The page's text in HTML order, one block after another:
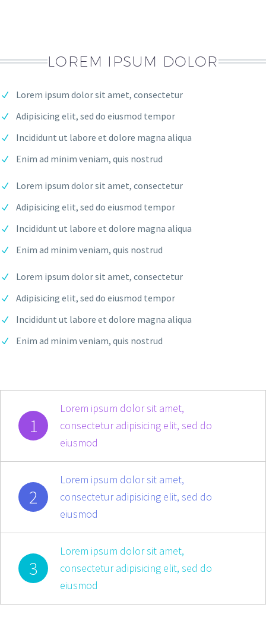
LOREM IPSUM DOLOR
Lorem ipsum dolor sit amet, consectetur
Adipisicing elit, sed do eiusmod tempor
Incididunt ut labore et dolore magna aliqua
Enim ad minim veniam, quis nostrud
Lorem ipsum dolor sit amet, consectetur
Adipisicing elit, sed do eiusmod tempor
Incididunt ut labore et dolore magna aliqua
Enim ad minim veniam, quis nostrud
Lorem ipsum dolor sit amet, consectetur
Adipisicing elit, sed do eiusmod tempor
Incididunt ut labore et dolore magna aliqua
Enim ad minim veniam, quis nostrud
1
Lorem ipsum dolor sit amet,
consectetur adipisicing elit, sed do
eiusmod
2
Lorem ipsum dolor sit amet,
consectetur adipisicing elit, sed do
eiusmod
3
Lorem ipsum dolor sit amet,
consectetur adipisicing elit, sed do
eiusmod